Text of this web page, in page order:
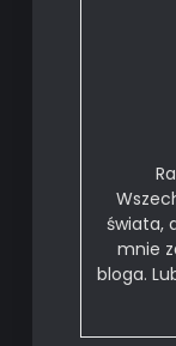
świata,
mnie
bloga.